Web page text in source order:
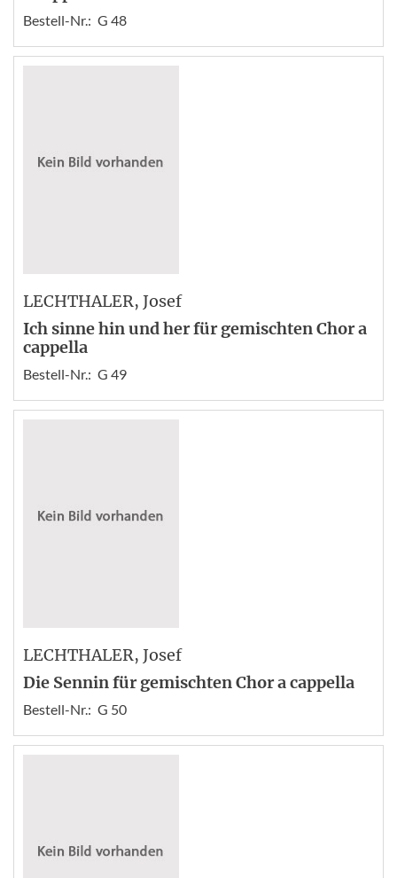
Bestell-Nr.: G 48
LECHTHALER, Josef
Ich sinne hin und her für gemischten Chor a
cappella
Bestell-Nr.: G 49
LECHTHALER, Josef
Die Sennin für gemischten Chor a cappella
Bestell-Nr.: G 50